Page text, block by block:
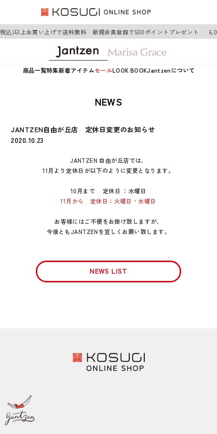
込)以上お買い上げで送料無料 新規会員登録で500ポイントプレゼント
商品一覧特集新着アイテムセールLOOK BOOKJantzenについて
NEWS
JANTZEN自由が丘店 定休日変更のお知らせ
2020.10.23
JANTZEN 自由が丘店では、
11月より定休日が以下のように変更となります。
10月まで 定休日 ：水曜日
11月から 定休日：火曜日・水曜日
お客様にはご不便をお掛け致しますが、
今後ともJANTZENを宜しくお願い致します。
NEWS LIST